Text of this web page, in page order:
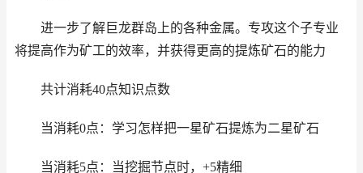
进一步了解巨龙群岛上的各种金属。专攻这个子专业
将提高作为矿工的效率，并获得更高的提炼矿石的能力
共计消耗40点知识点数
当消耗0点：学习怎样把一星矿石提炼为二星矿石
当消耗5点：当挖掘节点时，+5精细